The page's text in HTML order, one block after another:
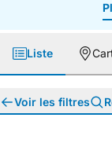
Liste
Voir les filtres